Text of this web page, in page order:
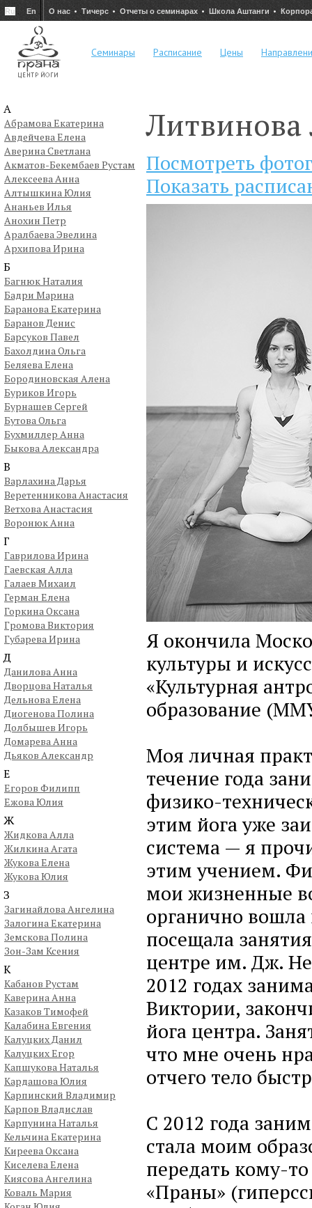
Ru En О нас Тичерс Отчеты о семинарах Школа Аштанги
Семинары Расписание Цены
А
Абрамова Екатерина
Авдейчева Елена
Аверина Светлана
Акматов-Бекембаев Рустам
Алексеева Анна
Алтышкина Юлия
Ананьев Илья
Анохин Петр
Аралбаева Эвелина
Архипова Ирина
Б
Багнюк Наталия
Бадри Марина
Баранова Екатерина
Баранов Денис
Барсуков Павел
Бахолдина Ольга
Беляева Елена
Бородиновская Алена
Буриков Игорь
Бурнашев Сергей
Бутова Ольга
Бухмиллер Анна
Быкова Александра
В
Варлахина Дарья
Веретенникова Анастасия
Ветхова Анастасия
Воронюк Анна
Г
Гаврилова Ирина
Гаевская Алла
Галаев Михаил
Герман Елена
Горкина Оксана
Громова Виктория
Губарева Ирина
Д
Данилова Анна
Дворцова Наталья
Дельнова Елена
Диогенова Полина
Долбышев Игорь
Домарева Анна
Дьяков Александр
Е
Егоров Филипп
Ежова Юлия
Ж
Жидкова Алла
Жилкина Агата
Жукова Елена
Жукова Юлия
З
Загинайлова Ангелина
Залогина Екатерина
Земскова Полина
Зон-Зам Ксения
К
Кабанов Рустам
Каверина Анна
Казаков Тимофей
Калабина Евгения
Калуцких Данил
Калуцких Егор
Капшукова Наталья
Кардашова Юлия
Карпинский Владимир
Карпов Владислав
Карпунина Наталья
Кельчина Екатерина
Киреева Оксана
Киселева Елена
Киясова Ангелина
Коваль Мария
Посмотреть
Показать
Я окончила
культуры и
«Культурная
образование
Моя личная
течение года
физико-
этим йога уже
система — я
этим учением.
мои жизненные
органично
посещала
центре им. Дж.
2012 годах
Виктории,
йога центра.
что мне очень
отчего тело
С 2012 года
стала моим
передать кому-
«Праны»